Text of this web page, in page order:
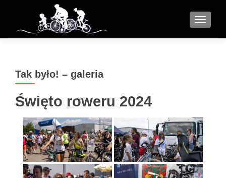
MENU
Tak było! – galeria
Święto roweru 2024